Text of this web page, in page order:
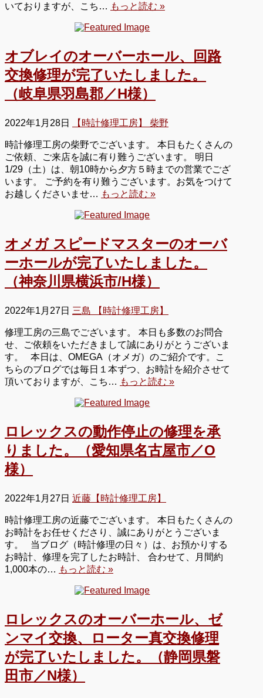
いておりますが、こち… もっと読む »
オブレイのオーバーホール、回路
交換修理が完了いたしました。
（岐阜県羽島郡／H様）
2022年1月28日 【時計修理工房】 柴野
時計修理工房の柴野でございます。 本日もたくさんの
ご依頼、ご来店を誠に有り難うございます。 明日
1/29（土）は、朝10時から夕方５時までの営業でござ
います。 ご予約を有り難うございます。お気をつけて
お越しくださいませ… もっと読む »
オメガ スピードマスターのオーバ
ーホールが完了いたしました。
（神奈川県横浜市/H様）
2022年1月27日 三島 【時計修理工房】
修理工房の三島でございます。 本日も多数のお問合
せ、ご依頼をいただきまして誠にありがとうございま
す。 本日は、OMEGA（オメガ）のご紹介です。こ
ちらのブログでは毎日１本ずつ、お時計を紹介させて
頂いておりますが、こち… もっと読む »
ロレックスの動作停止の修理を承
りました。（愛知県名古屋市／O
様）
2022年1月27日 近藤【時計修理工房】
時計修理工房の近藤でございます。 本日もたくさんの
お時計をお任せくださり、誠にありがとうございま
す。 当ブログ（時計修理の日々）は、お預かりする
お時計、修理を完了したお時計、 合わせて、月間約
1,000本の… もっと読む »
ロレックスのオーバーホール、ゼ
ンマイ交換、ローター真交換修理
が完了いたしました。（静岡県磐
田市／N様）